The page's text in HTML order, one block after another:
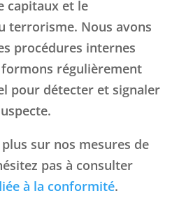
capitaux et le
terrorisme. Nous avons
procédures internes
régulièrement
pour détecter et signaler
sur nos mesures de
pas à consulter
à la conformité.